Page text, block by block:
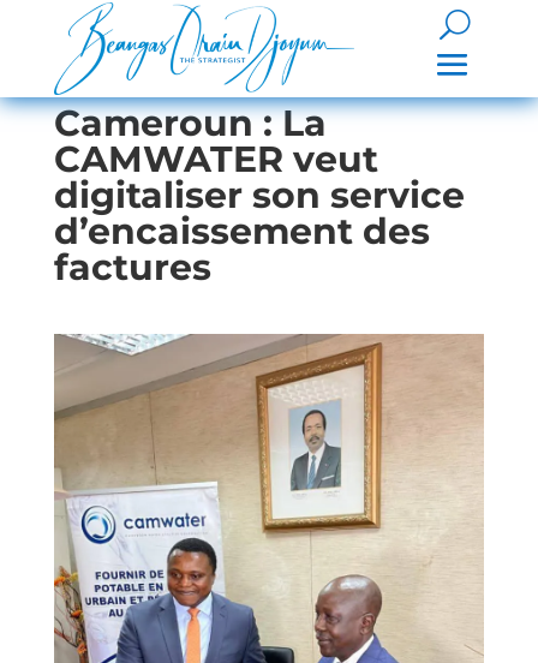
Cameroun : La
CAMWATER veut
digitaliser son service
d’encaissement des
factures